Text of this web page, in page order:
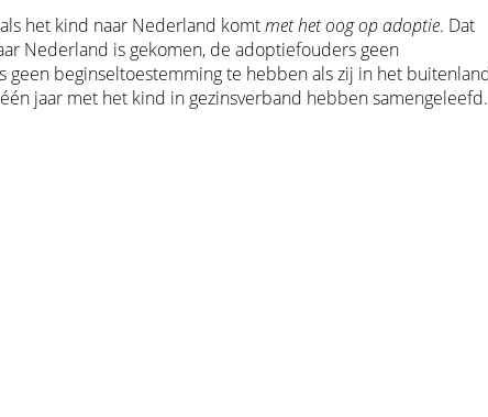
het kind naar Nederland komtmet het oog op adoptie. Dat
Nederland is gekomen, de adoptiefouders geen
beginseltoestemming te hebben als zij in het
jaar met het kind in gezinsverband hebben samengeleefd.